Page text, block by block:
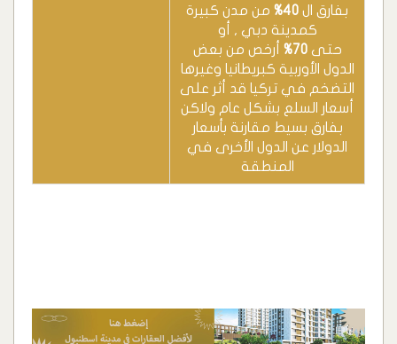
بفارق ال 40%
من مدن كبيرة
كمدينة دبي , أو
حتى70%
أرخص من بعض
الدول الأوربية كبريطانيا وغيرها
التضخم في تركيا قد أثر على
أسعار السلع بشكل عام ولاكن
بفارق بسيط مقارنة بأسعار
الدولار عن الدول الأخرى في
المنطقة